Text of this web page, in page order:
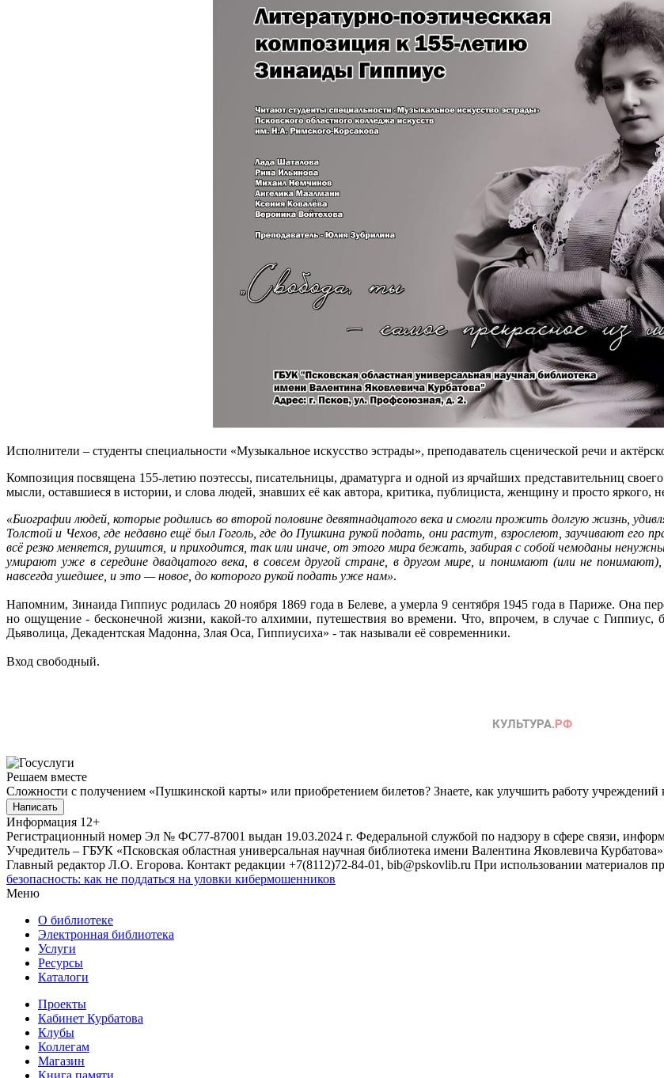
Исполнители – студенты специальности «Музыкальное искусство эстрады», преподаватель сценической речи и
Композиция посвящена 155-летию поэтессы, писательницы, драматурга и одной из ярчайших представительниц
мысли, оставшиеся в истории, и слова людей, знавших её как автора, критика, публициста, женщину и просто яркого,
«Биографии людей, которые родились во второй половине девятнадцатого века и смогли прожить долгую жизнь,
Толстой и Чехов, где недавно ещё был Гоголь, где до Пушкина рукой подать, они растут, взрослеют, заучивают
всё резко меняется, рушится, и приходится, так или иначе, от этого мира бежать, забирая с собой чемоданы
умирают уже в середине двадцатого века, в совсем другой стране, в другом мире, и понимают (или не
навсегда ушедшее, и это — новое, до которого рукой подать уже нам».
Напомним, Зинаида Гиппиус родилась 20 ноября 1869 года в Белеве, а умерла 9 сентября 1945 года в Париже. Она
но ощущение - бесконечной жизни, какой-то алхимии, путешествия во времени. Что, впрочем, в случае с Гиппиус,
Дьяволица, Декадентская Мадонна, Злая Оса, Гиппиусиха» - так называли её современники.
Вход cвободный.
Решаем вместе
Сложности с получением «Пушкинской карты» или приобретением билетов? Знаете, как улучшить работу учреждений
Написать
Информация 12+
Регистрационный номер Эл № ФС77-87001 выдан 19.03.2024 г. Федеральной службой по надзору в сфере связи,
Учредитель – ГБУК «Псковская областная универсальная научная библиотека имени Валентина Яковлевича Курбатова»
Главный редактор Л.О. Егорова. Контакт редакции +7(8112)72-84-01, bib@pskovlib.ru При использовании материалов
безопасность: как не поддаться на уловки кибермошенников
Меню
О библиотеке
Электронная библиотека
Услуги
Ресурсы
Каталоги
Проекты
Кабинет Курбатова
Клубы
Коллегам
Магазин
Книга памяти